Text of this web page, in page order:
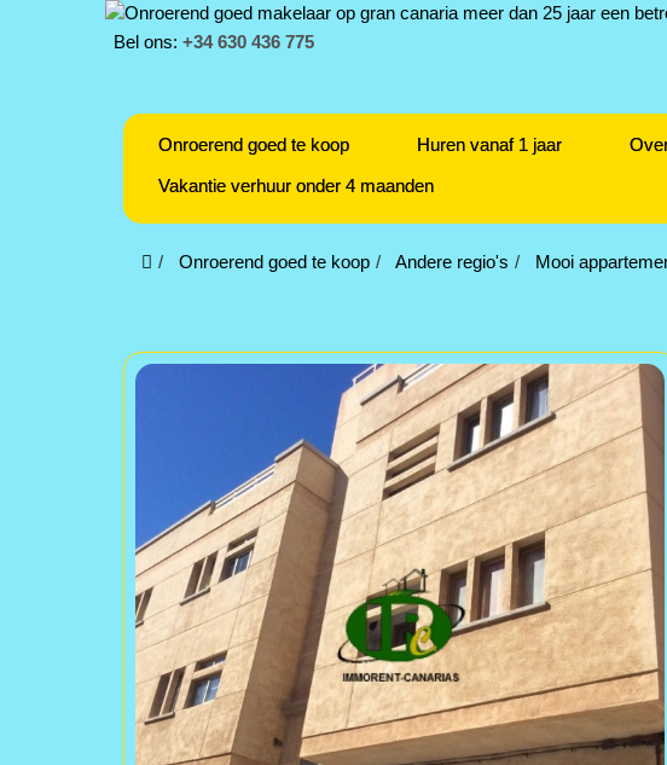
Bel ons: +34 630 436 775
Onroerend goed te koop Huren vanaf 1 jaar
Vakantie verhuur onder 4 maanden
Onroerend goed te koop Andere regio's Mooi